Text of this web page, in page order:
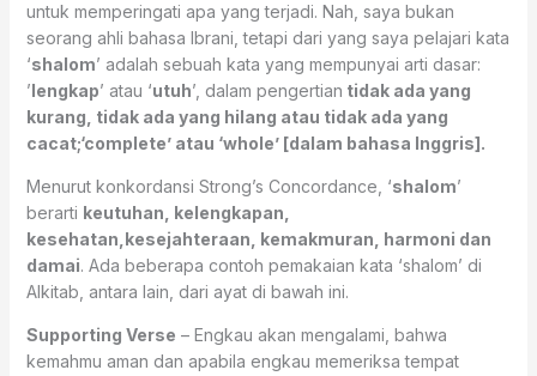
untuk memperingati apa yang terjadi. Nah, saya bukan
seorang ahli bahasa Ibrani, tetapi dari yang saya pelajari kata
‘shalom’ adalah sebuah kata yang mempunyai arti dasar:
’lengkap’ atau ‘utuh’, dalam pengertian tidak ada yang
kurang, tidak ada yang hilang atau tidak ada yang
cacat;‘complete’ atau ‘whole’ [dalam bahasa Inggris].
Menurut konkordansi Strong’s Concordance, ‘shalom’
berarti keutuhan, kelengkapan,
kesehatan,kesejahteraan, kemakmuran, harmoni dan
damai. Ada beberapa contoh pemakaian kata ‘shalom’ di
Alkitab, antara lain, dari ayat di bawah ini.
Supporting Verse – Engkau akan mengalami, bahwa
kemahmu aman dan apabila engkau memeriksa tempat